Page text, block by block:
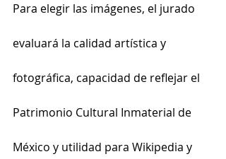
Para elegir las imágenes, el jurado
evaluará la calidad artística y
fotográfica, capacidad de reflejar el
Patrimonio Cultural Inmaterial de
México y utilidad para Wikipedia y